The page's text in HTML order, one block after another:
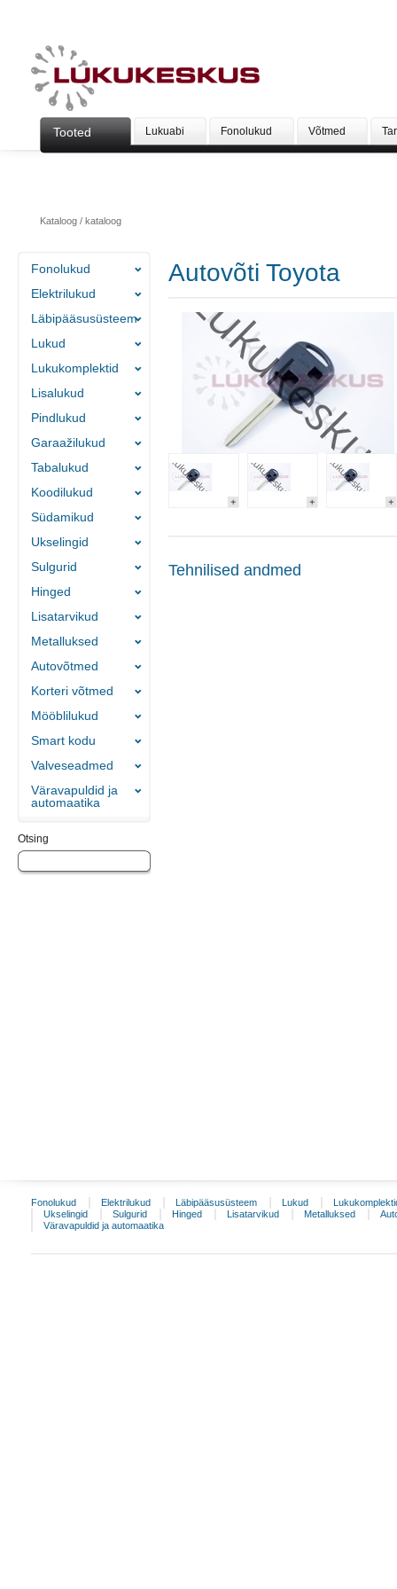
Tooted Lukuabi Fonolukud Võtmed
Kataloog/ kataloog
Autovõti Toyota
Tehnilised andmed
Fonolukud
Elektrilukud
Läbipääsusüsteem
Lukud
Lukukomplektid
Lisalukud
Pindlukud
Garaažilukud
Tabalukud
Koodilukud
Südamikud
Ukselingid
Sulgurid
Hinged
Lisatarvikud
Metalluksed
Autovõtmed
Korteri võtmed
Mööblilukud
Smart kodu
Valveseadmed
Väravapuldid ja
automaatika
Otsing
Fonolukud Elektrilukud Läbipääsusüsteem Lukud
Ukselingid
Sulgurid Hinged Lisatarvikud Metalluksed
Väravapuldid ja automaatika